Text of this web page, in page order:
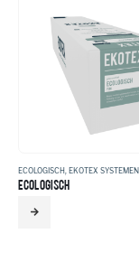
ECOLOGISCH EKOTEX SYSTEMEN
ECOLOGISCH